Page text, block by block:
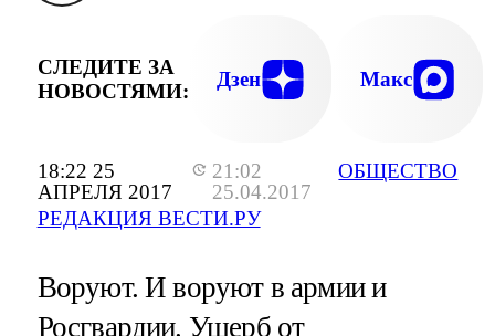
18:22 25
АПРЕЛЯ 2017
21:02
25.04.2017
РЕДАКЦИЯ ВЕСТИ.РУ
ОБЩЕСТВО
СЛЕДИТЕ ЗА
НОВОСТЯМИ:
Дзен Макс
Воруют. И воруют в армии и
Росгвардии. Ущерб от